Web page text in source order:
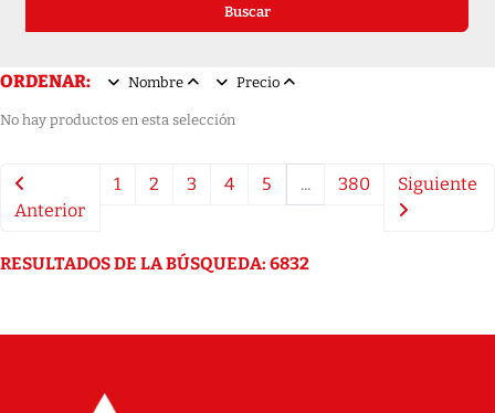
Buscar
ORDENAR: Nombre Precio
No hay productos en esta selección
Anterior
1 2 3 4 5 ... 380 Siguiente
RESULTADOS DE LA BÚSQUEDA: 6832